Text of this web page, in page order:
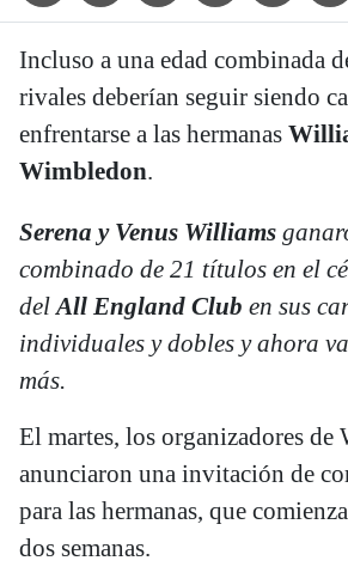
Incluso a una edad combinada
rivales deberían seguir siendo
enfrentarse a las hermanas
Wimbledon.
Serena y Venus Williams
combinado de 21 títulos en el
delAll England Club en sus
individuales y dobles y ahora
más.
El martes, los organizadores de
anunciaron una invitación de
para las hermanas, que
dos semanas.